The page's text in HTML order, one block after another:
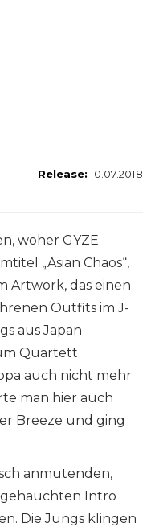
Release:10.07.2018
woher GYZE
„Asian Chaos“,
Artwork, das einen
Outfits im J-
aus Japan
Quartett
auch nicht mehr
man hier auch
Breeze und ging
anmutenden,
Intro
Die Jungs klingen